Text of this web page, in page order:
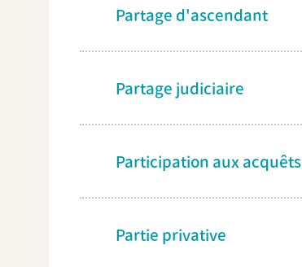
Partage d'ascendant
Partage judiciaire
Participation aux acquêts
Partie privative